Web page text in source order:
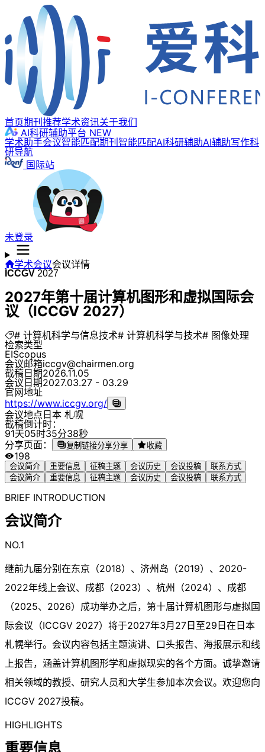
首页期刊推荐学术资讯关于我们
AI科研辅助平台 NEW
学术助手会议智能匹配期刊智能匹配AI科研辅助AI辅助写作科
研导航
国际站
未登录
学术会议会议详情
ICCGV 2027
2027年第十届计算机图形和虚拟国际会
议（ICCGV 2027）
# 计算机科学与信息技术# 计算机科学与技术# 图像处理
检索类型
EIScopus
会议邮箱iccgv@chairmen.org
截稿日期2026.11.05
会议日期2027.03.27 - 03.29
官网地址
https://www.iccgv.org/
会议地点日本 札幌
截稿倒计时：
91天05时35分38秒
分享页面：
复制链接分享分享 收藏
198
会议简介 重要信息 征稿主题 会议历史 会议投稿
联系方式
会议简介
重要信息 征稿主题 会议历史 会议投稿 联系方式
BRIEF INTRODUCTION
会议简介
NO.1
继前九届分别在东京（2018）、济州岛（2019）、2020-
2022年线上会议、成都（2023）、杭州（2024）、成都
（2025、2026）成功举办之后，第十届计算机图形与虚拟国
际会议（ICCGV 2027）将于2027年3月27日至29日在日本
札幌举行。会议内容包括主题演讲、口头报告、海报展示和线
上报告，涵盖计算机图形学和虚拟现实的各个方面。诚挚邀请
相关领域的教授、研究人员和大学生参加本次会议。欢迎您向
ICCGV 2027投稿。
HIGHLIGHTS
重要信息